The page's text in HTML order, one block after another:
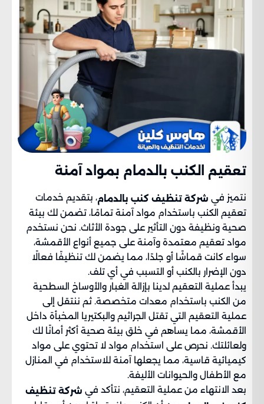
تعقيم الكنب بالدمام بمواد آمنة
نتميز في شركة تنظيف كنب بالدمام، بتقديم خدمات
تعقيم الكنب باستخدام مواد آمنة تمامًا، تضمن لك بيئة
صحية ونظيفة دون التأثير على جودة الأثاث. نحن نستخدم
مواد تعقيم معتمدة وآمنة على جميع أنواع الأقمشة،
سواء كانت قماشًا أو جلدًا، مما يضمن لك تنظيفًا فعالًا
دون الإضرار بالكنب أو التسبب في أي تلف.
يبدأ عملية التعقيم لدينا بإزالة الغبار والأوساخ السطحية
من الكنب باستخدام معدات متخصصة. ثم ننتقل إلى
عملية التعقيم التي تقتل الجراثيم والبكتيريا المخبأة داخل
الأقمشة، مما يساهم في خلق بيئة صحية أكثر أمانًا لك
ولعائلتك. نحرص على استخدام مواد لا تحتوي على مواد
كيميائية قاسية، مما يجعلها آمنة للاستخدام في المنازل
مع الأطفال والحيوانات الأليفة.
بعد الانتهاء من عملية التعقيم، نتأكد في شركة تنظيف